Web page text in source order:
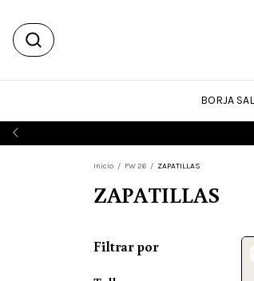
BORJA
Inicio / FW 26 / ZAPATILLAS
ZAPATILLAS
Filtrar por